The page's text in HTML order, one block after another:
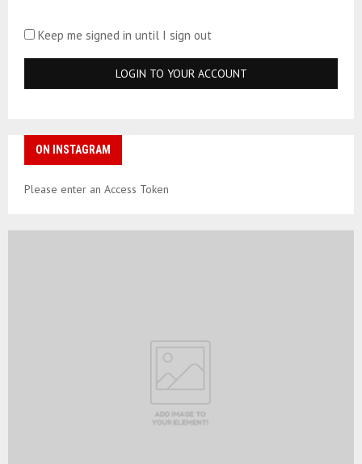
Keep me signed in until I sign out
ON INSTAGRAM
Please enter an Access Token